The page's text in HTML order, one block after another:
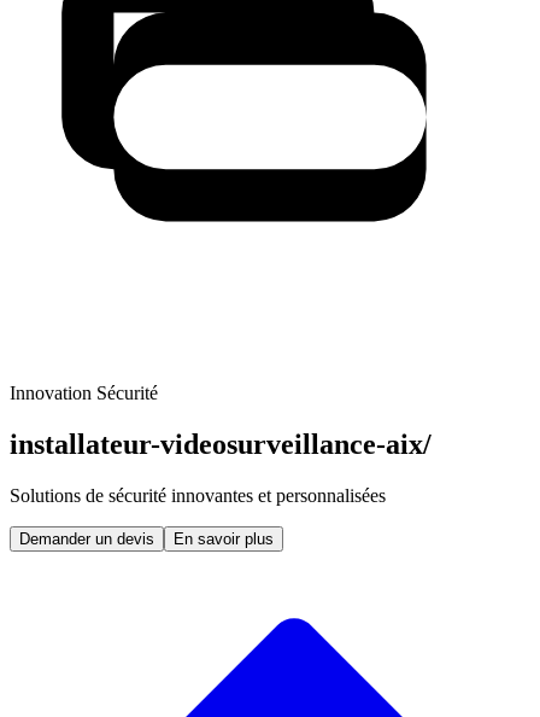
Innovation Sécurité
installateur-videosurveillance-aix/
Solutions de sécurité innovantes et personnalisées
Demander un devis En savoir plus